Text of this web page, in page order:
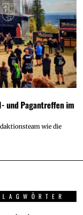
und Pagantreffen im
wie die